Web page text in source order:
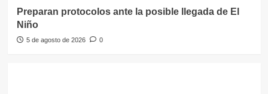
Preparan protocolos ante la posible llegada de El
Niño
5 de agosto de 2026 0